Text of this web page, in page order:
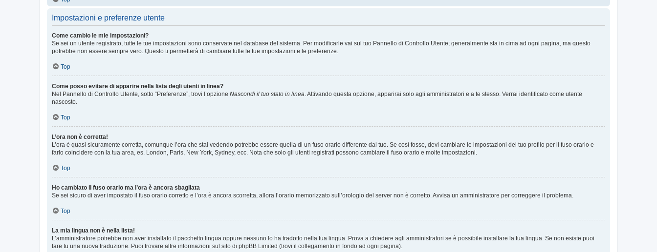
Impostazioni e preferenze utente
Come cambio le mie impostazioni?
Se sei un utente registrato, tutte le tue impostazioni sono conservate nel database del sistema. Per modificarle vai sul tuo Pannello di Controllo Utente; generalmente sta in cima ad ogni pagina, ma questo
potrebbe non essere sempre vero. Questo ti permetterà di cambiare tutte le tue impostazioni e le preferenze.
Top
Come posso evitare di apparire nella lista degli utenti in linea?
Nel Pannello di Controllo Utente, sotto “Preferenze”, trovi l’opzione Nascondi il tuo stato in linea. Attivando questa opzione, apparirai solo agli amministratori e a te stesso. Verrai identificato come utente
nascosto.
Top
L’ora non è corretta!
L’ora è quasi sicuramente corretta, comunque l’ora che stai vedendo potrebbe essere quella di un fuso orario differente dal tuo. Se così fosse, devi cambiare le impostazioni del tuo profilo per il fuso orario e
farlo coincidere con la tua area, es. London, Paris, New York, Sydney, ecc. Nota che solo gli utenti registrati possono cambiare il fuso orario e molte impostazioni.
Top
Ho cambiato il fuso orario ma l’ora è ancora sbagliata
Se sei sicuro di aver impostato il fuso orario corretto e l’ora è ancora scorretta, allora l’orario memorizzato sull’orologio del server non è corretto. Avvisa un amministratore per correggere il problema.
Top
La mia lingua non è nella lista!
L’amministratore potrebbe non aver installato il pacchetto lingua oppure nessuno lo ha tradotto nella tua lingua. Prova a chiedere agli amministratori se è possibile installare la tua lingua. Se non esiste puoi
fare tu una nuova traduzione. Puoi trovare altre informazioni sul sito di phpBB Limited (trovi il collegamento in fondo ad ogni pagina).